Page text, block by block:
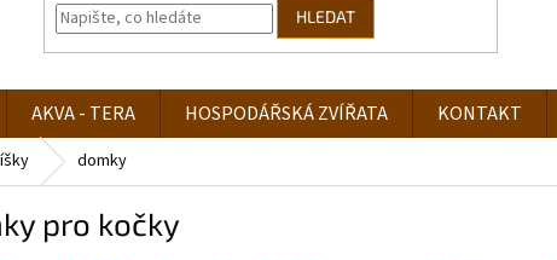
HLEDAT
AKVA - TERA HOSPODÁŘSKÁ ZVÍŘATA KONTAKT
domky
pro kočky